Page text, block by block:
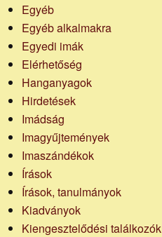
Egyéb
Egyéb alkalmakra
Egyedi imák
Elérhetőség
Hanganyagok
Hirdetések
Imádság
Imagyűjtemények
Imaszándékok
Írások
Írások, tanulmányok
Kiadványok
Kiengesztelődési találkozók